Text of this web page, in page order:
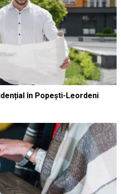
în Popești-Leordeni